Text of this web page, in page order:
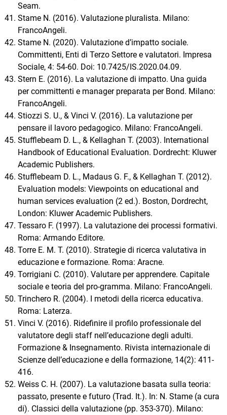
Seam.
Stame N. (2016). Valutazione pluralista. Milano:
FrancoAngeli.
Stame N. (2020). Valutazione d’impatto sociale.
Committenti, Enti di Terzo Settore e valutatori. Impresa
Sociale, 4: 54-60. Doi: 10.7425/IS.2020.04.09.
Stern E. (2016). La valutazione di impatto. Una guida
per committenti e manager preparata per Bond. Milano:
FrancoAngeli.
Stiozzi S. U., & Vinci V. (2016). La valutazione per
pensare il lavoro pedagogico. Milano: FrancoAngeli.
Stufflebeam D. L., & Kellaghan T. (2003). International
Handbook of Educational Evaluation. Dordrecht: Kluwer
Academic Publishers.
Stufflebeam D. L., Madaus G. F., & Kellaghan T. (2012).
Evaluation models: Viewpoints on educational and
human services evaluation (2 ed.). Boston, Dordrecht,
London: Kluwer Academic Publishers.
Tessaro F. (1997). La valutazione dei processi formativi.
Roma: Armando Editore.
Torre E. M. T. (2010). Strategie di ricerca valutativa in
educazione e formazione. Roma: Aracne.
Torrigiani C. (2010). Valutare per apprendere. Capitale
sociale e teoria del pro-gramma. Milano: FrancoAngeli.
Trinchero R. (2004). I metodi della ricerca educativa.
Roma: Laterza.
Vinci V. (2016). Ridefinire il profilo professionale del
valutatore degli staff nell’educazione degli adulti.
Formazione & Insegnamento. Rivista internazionale di
Scienze dell’educazione e della formazione, 14(2): 411-
416.
Weiss C. H. (2007). La valutazione basata sulla teoria:
passato, presente e futuro (Trad. It.). In: N. Stame (a cura
di). Classici della valutazione (pp. 353-370). Milano: